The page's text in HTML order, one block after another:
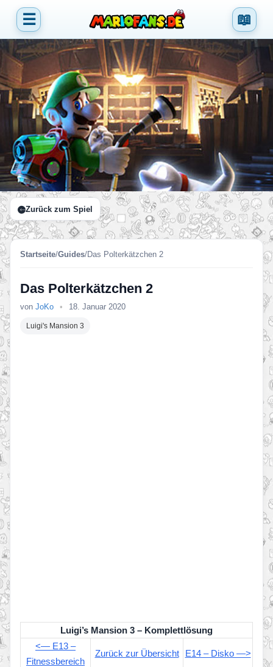
☰ 📖
Zurück zum Spiel
Startseite/Guides/Das Polterkätzchen 2
Das Polterkätzchen 2
von JoKo • 18. Januar 2020
Luigi's Mansion 3
Luigi’s Mansion 3 – Komplettlösung
<— E13 –
Fitnessbereich
Zurück zur Übersicht E14 – Disko —>